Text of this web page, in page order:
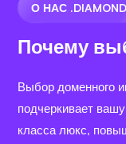
О НАС
Почему
Выбор доменного
подчеркивает
класса люкс,